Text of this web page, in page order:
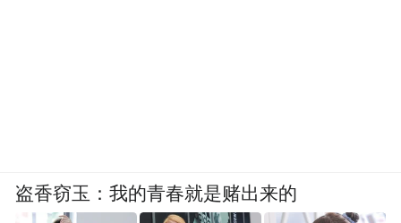
盗香窃玉：我的青春就是赌出来的